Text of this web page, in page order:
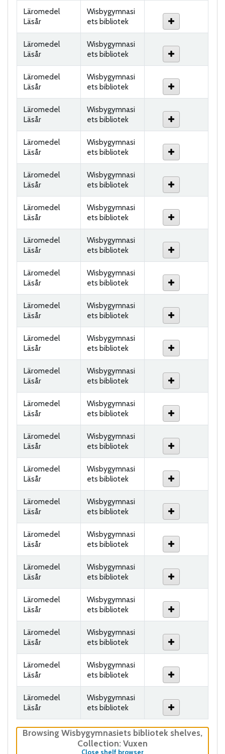
Läromedel
Läsår
Wisbygymnasi
ets bibliotek
Läromedel
Läsår
Wisbygymnasi
ets bibliotek
Läromedel
Läsår
Wisbygymnasi
ets bibliotek
Läromedel
Läsår
Wisbygymnasi
ets bibliotek
Läromedel
Läsår
Wisbygymnasi
ets bibliotek
Läromedel
Läsår
Wisbygymnasi
ets bibliotek
Läromedel
Läsår
Wisbygymnasi
ets bibliotek
Läromedel
Läsår
Wisbygymnasi
ets bibliotek
Läromedel
Läsår
Wisbygymnasi
ets bibliotek
Läromedel
Läsår
Wisbygymnasi
ets bibliotek
Läromedel
Läsår
Wisbygymnasi
ets bibliotek
Läromedel
Läsår
Wisbygymnasi
ets bibliotek
Läromedel
Läsår
Wisbygymnasi
ets bibliotek
Läromedel
Läsår
Wisbygymnasi
ets bibliotek
Läromedel
Läsår
Wisbygymnasi
ets bibliotek
Läromedel
Läsår
Wisbygymnasi
ets bibliotek
Läromedel
Läsår
Wisbygymnasi
ets bibliotek
Läromedel
Läsår
Wisbygymnasi
ets bibliotek
Läromedel
Läsår
Wisbygymnasi
ets bibliotek
Läromedel
Läsår
Wisbygymnasi
ets bibliotek
Läromedel
Läsår
Wisbygymnasi
ets bibliotek
Läromedel
Läsår
Wisbygymnasi
ets bibliotek
Browsing Wisbygymnasiets bibliotek shelves,
Collection: Vuxen
Close shelf browser(Hides shelf browser)